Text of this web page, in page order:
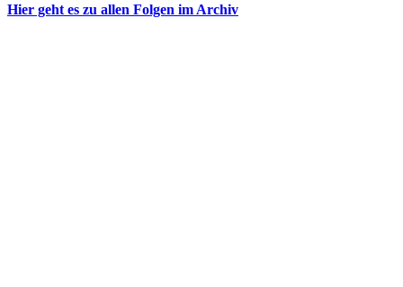
Hier geht es zu allen Folgen im Archiv